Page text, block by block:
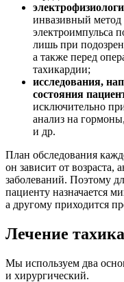
инвазивный метод
электроимпульса
лишь при
а также перед
тахикардии;
исследования,
состояния
исключительно
анализ на
и др.
План обследования
он зависит от возраста,
заболеваний. Поэтому
пациенту назначается
а другому приходится
Лечение
Мы используем два
и хирургический.